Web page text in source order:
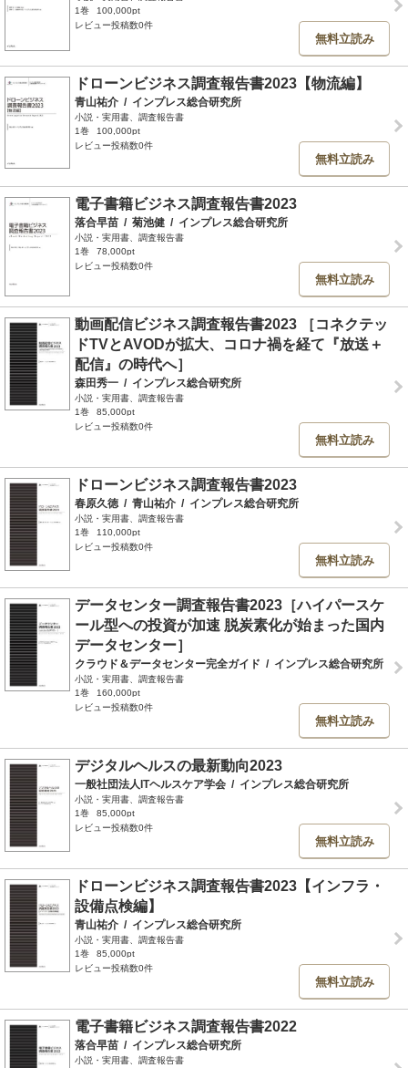
1巻
100,000pt
レビュー投稿数0件
無料立読み
ドローンビジネス調査報告書2023【物流編】
青山祐介 / インプレス総合研究所
小説・実用書、調査報告書
1巻
100,000pt
レビュー投稿数0件
無料立読み
電子書籍ビジネス調査報告書2023
落合早苗 / 菊池健 / インプレス総合研究所
小説・実用書、調査報告書
1巻
78,000pt
レビュー投稿数0件
無料立読み
動画配信ビジネス調査報告書2023 ［コネクテッ
ドTVとAVODが拡大、コロナ禍を経て『放送＋
配信』の時代へ］
森田秀一 / インプレス総合研究所
小説・実用書、調査報告書
1巻
85,000pt
レビュー投稿数0件
無料立読み
ドローンビジネス調査報告書2023
春原久徳 / 青山祐介 / インプレス総合研究所
小説・実用書、調査報告書
1巻
110,000pt
レビュー投稿数0件
無料立読み
データセンター調査報告書2023［ハイパースケ
ール型への投資が加速 脱炭素化が始まった国内
データセンター］
クラウド＆データセンター完全ガイド / インプレス総合研究所
小説・実用書、調査報告書
1巻
160,000pt
レビュー投稿数0件
無料立読み
デジタルヘルスの最新動向2023
一般社団法人ITヘルスケア学会 / インプレス総合研究所
小説・実用書、調査報告書
1巻
85,000pt
レビュー投稿数0件
無料立読み
ドローンビジネス調査報告書2023【インフラ・
設備点検編】
青山祐介 / インプレス総合研究所
小説・実用書、調査報告書
1巻
85,000pt
レビュー投稿数0件
無料立読み
電子書籍ビジネス調査報告書2022
落合早苗 / インプレス総合研究所
小説・実用書、調査報告書